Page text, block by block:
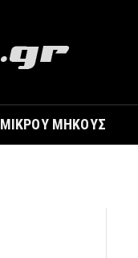
ΜΙΚΡΟΎ ΜΉΚΟΥΣ